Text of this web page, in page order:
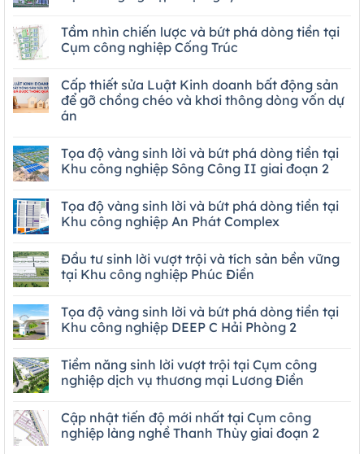
Tầm nhìn chiến lược và bứt phá dòng tiền tại
Cụm công nghiệp Cống Trúc
Cấp thiết sửa Luật Kinh doanh bất động sản
để gỡ chồng chéo và khơi thông dòng vốn dự
án
Tọa độ vàng sinh lời và bứt phá dòng tiền tại
Khu công nghiệp Sông Công II giai đoạn 2
Tọa độ vàng sinh lời và bứt phá dòng tiền tại
Khu công nghiệp An Phát Complex
Đầu tư sinh lời vượt trội và tích sản bền vững
tại Khu công nghiệp Phúc Điền
Tọa độ vàng sinh lời và bứt phá dòng tiền tại
Khu công nghiệp DEEP C Hải Phòng 2
Tiềm năng sinh lời vượt trội tại Cụm công
nghiệp dịch vụ thương mại Lương Điền
Cập nhật tiến độ mới nhất tại Cụm công
nghiệp làng nghề Thanh Thùy giai đoạn 2